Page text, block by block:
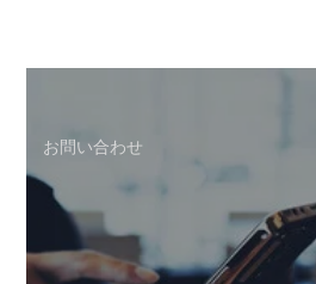
お問い合わせ